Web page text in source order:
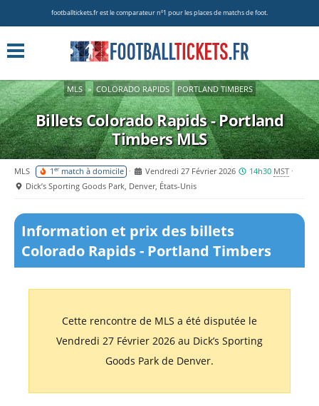
footballtickets.fr est le comparateur nº1 pour les places de matchs de foot.
MLS » COLORADO RAPIDS PORTLAND TIMBERS
Billets Colorado Rapids - Portland
TimbersMLS
MLS 1er match à domicile Vendredi 27 Février 2026 14h30 MST
Dick’s Sporting Goods Park, Denver, États-Unis
Information et prix des billets
Colorado Rapids - Portland Timbers
Cette rencontre de MLS a été disputée le
Vendredi 27 Février 2026 au Dick’s Sporting
Goods Park de Denver.